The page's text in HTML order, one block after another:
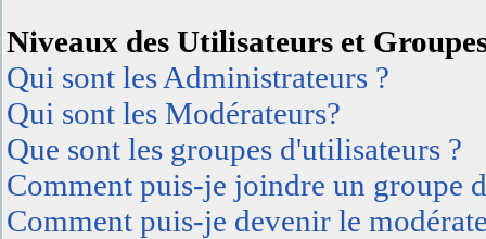
Niveaux des Utilisateurs et
Qui sont les Administrateurs ?
Qui sont les Modérateurs?
Que sont les groupes d'utilisateurs ?
Comment puis-je joindre un groupe
Comment puis-je devenir le